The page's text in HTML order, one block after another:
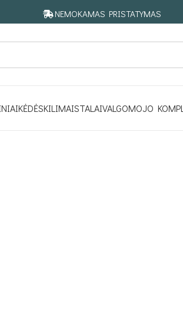
NEMOKAMAS PRISTATYMAS
KĖDĖSKILIMAISTALAIVALGOMOJO